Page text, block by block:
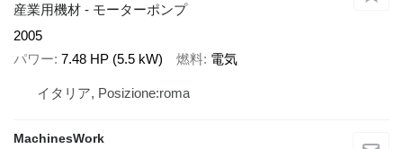
産業用機材 - モーターポンプ
2005
パワー 7.48 HP (5.5 kW) 燃料 電気
イタリア, Posizione:roma
MachinesWork